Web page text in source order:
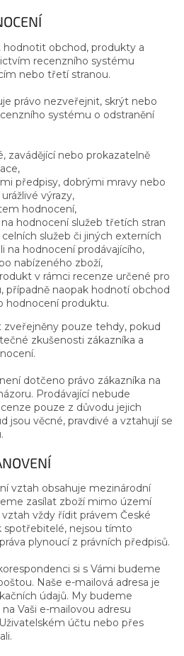
hodnotit obchod, produkty a
recenzního systému
nebo třetí stranou.
právo nezveřejnit, skrýt nebo
systému o odstranění
zavádějící nebo prokazatelně
předpisy, dobrými mravy nebo
výrazy,
hodnocení,
hodnocení služeb třetích stran
služeb či jiných externích
na hodnocení prodávajícího,
nabízeného zboží,
v rámci recenze určené pro
případně naopak hodnotí obchod
hodnocení produktu.
pouze tehdy, pokud
zkušenosti zákazníka a
dotčeno právo zákazníka na
Prodávající nebude
pouze z důvodu jejich
jsou věcné, pravdivé a vztahují se
vztah obsahuje mezinárodní
zasílat zboží mimo území
vždy řídit právem České
spotřebitelé, nejsou tímto
plynoucí z právních předpisů.
si s Vámi budeme
Naše e-mailová adresa je
údajů. My budeme
Vaši e-mailovou adresu
účtu nebo přes